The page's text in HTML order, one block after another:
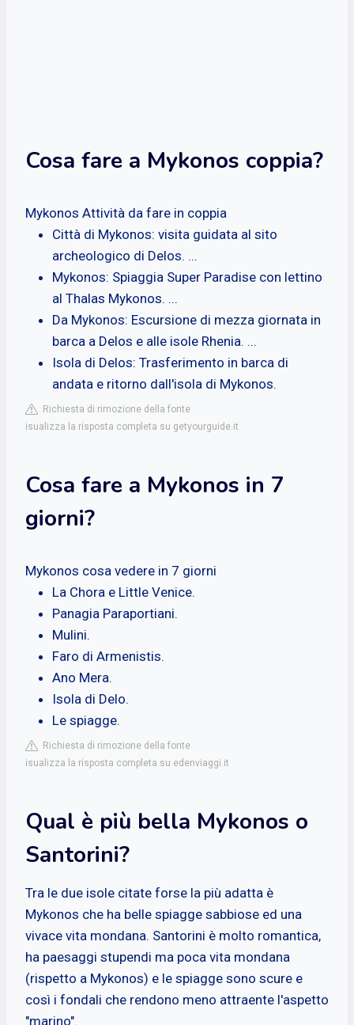
Cosa fare a Mykonos coppia?
Mykonos Attività da fare in coppia
Città di Mykonos: visita guidata al sito
archeologico di Delos. ...
Mykonos: Spiaggia Super Paradise con lettino
al Thalas Mykonos. ...
Da Mykonos: Escursione di mezza giornata in
barca a Delos e alle isole Rhenia. ...
Isola di Delos: Trasferimento in barca di
andata e ritorno dall'isola di Mykonos.
Richiesta di rimozione della fonte
isualizza la risposta completa su getyourguide.it
Cosa fare a Mykonos in 7
giorni?
Mykonos cosa vedere in 7 giorni
La Chora e Little Venice.
Panagia Paraportiani.
Mulini.
Faro di Armenistis.
Ano Mera.
Isola di Delo.
Le spiagge.
Richiesta di rimozione della fonte
isualizza la risposta completa su edenviaggi.it
Qual è più bella Mykonos o
Santorini?
Tra le due isole citate forse la più adatta è
Mykonos che ha belle spiagge sabbiose ed una
vivace vita mondana. Santorini è molto romantica,
ha paesaggi stupendi ma poca vita mondana
(rispetto a Mykonos) e le spiagge sono scure e
così i fondali che rendono meno attraente l'aspetto
"marino".